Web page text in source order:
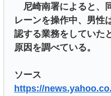
尼崎南署によると、
レーンを操作中、男性
認する業務をしていた
原因を調べている。
ソース
https://